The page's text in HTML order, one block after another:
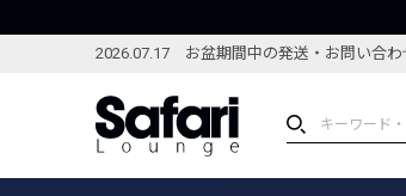
2026.07.17 お盆期間中の発送・お問い合わ